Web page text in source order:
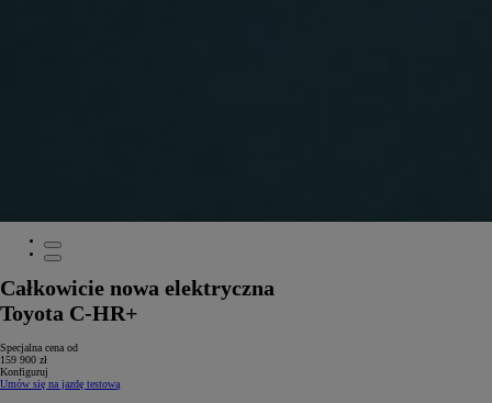
Całkowicie nowa elektryczna
Toyota C-HR+
Specjalna cena od
159 900 zł
Konfiguruj
Umów się na jazdę testową